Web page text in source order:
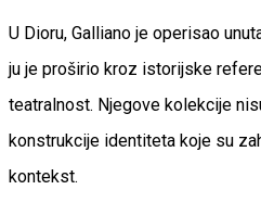
U Dioru, Galliano je operisao
ju je proširio kroz istorijske
teatralnost. Njegove kolekcije
konstrukcije identiteta koje su
kontekst.